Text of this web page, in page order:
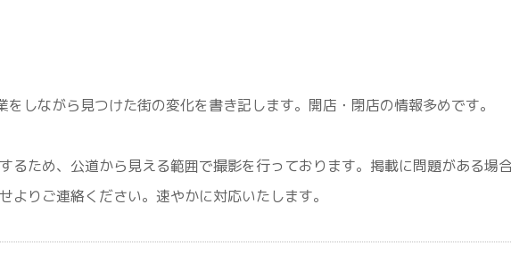
しながら見つけた街の変化を書き記します。開店・閉店の情報多めです。
るため、公道から見える範囲で撮影を行っております。掲載に問題がある場
よりご連絡ください。速やかに対応いたします。